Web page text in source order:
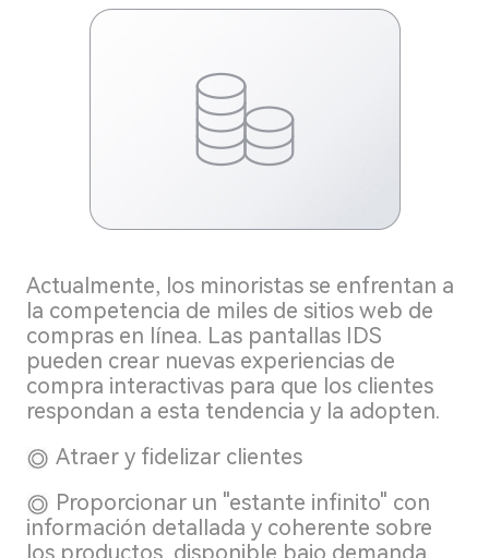
Actualmente, los minoristas se enfrentan a
la competencia de miles de sitios web de
compras en línea. Las pantallas IDS
pueden crear nuevas experiencias de
compra interactivas para que los clientes
respondan a esta tendencia y la adopten.
Atraer y fidelizar clientes
Proporcionar un "estante infinito" con
información detallada y coherente sobre